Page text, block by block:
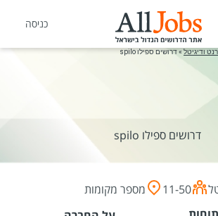
כניסה
ודיגיטל »דרושים ספילו spilo
דרושים ספילו spilo
11-50
מספר מקומות